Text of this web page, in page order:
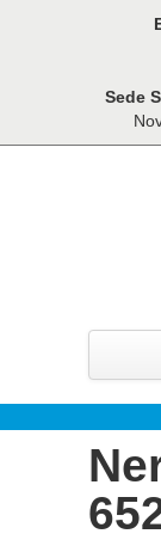
Sede